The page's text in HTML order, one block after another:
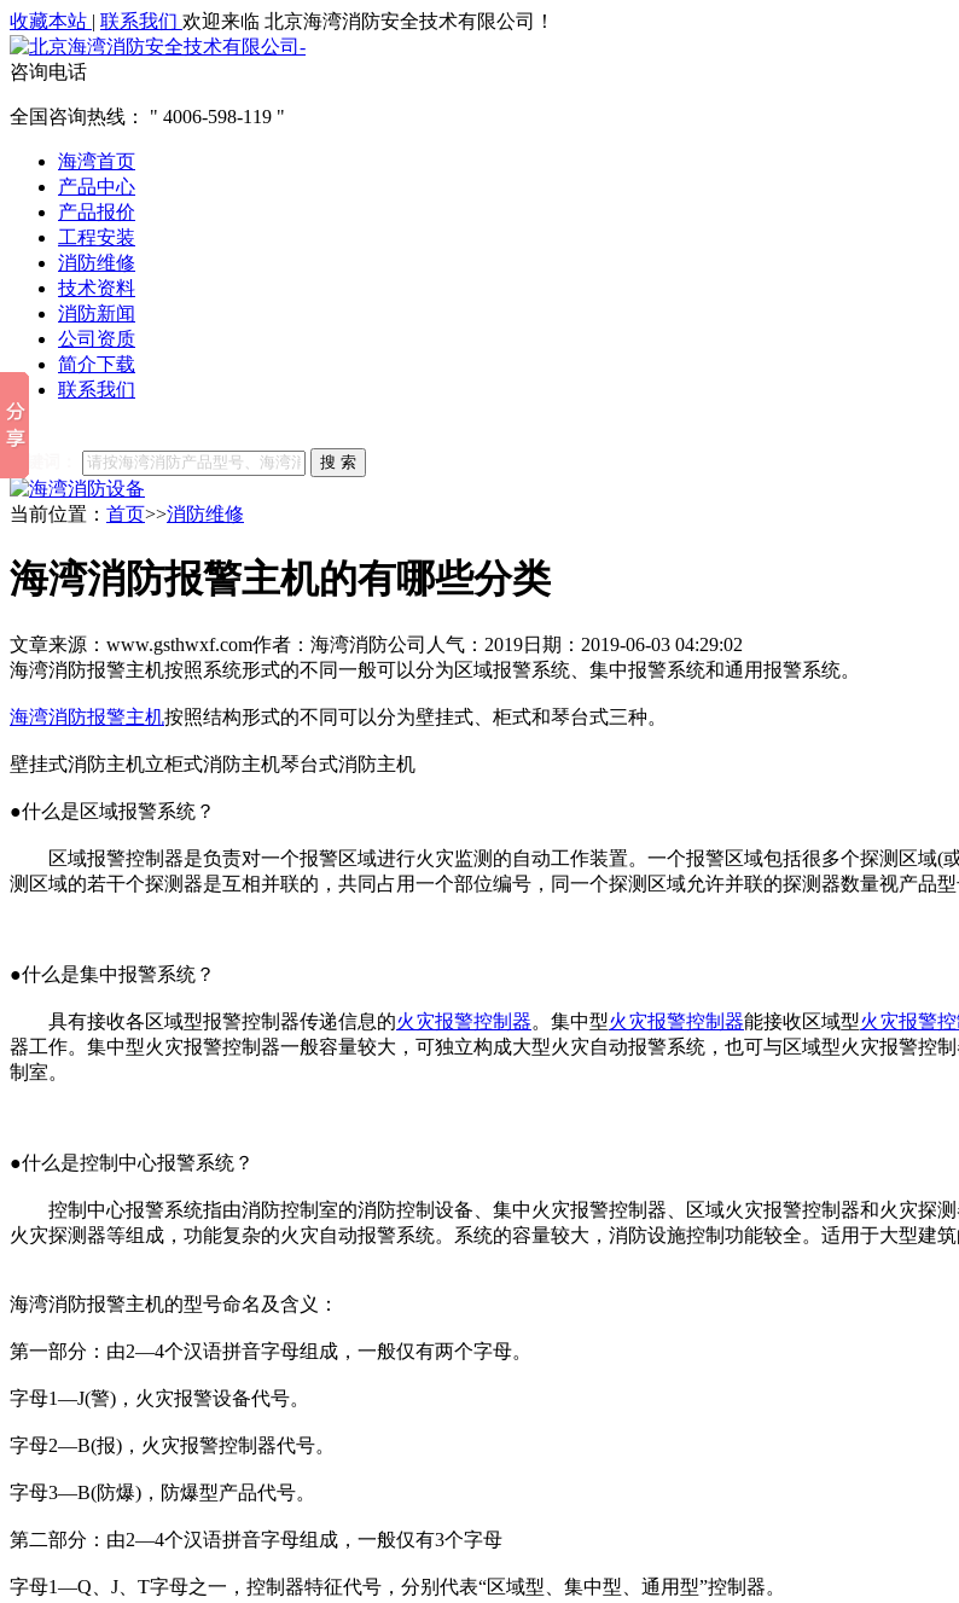
收藏本站 | 联系我们 欢迎来临 北京海湾消防安全技术有限公司！
咨询电话
全国咨询热线： 4006-598-119
海湾首页
产品中心
产品报价
工程安装
消防维修
技术资料
消防新闻
公司资质
简介下载
联系我们
他们都在搜索:
搜 索
当前位置： 首页>>消防维修
海湾消防报警主机的有哪些分类
文章来源：www.gsthwxf.com作者：海湾消防公司 人气：2019日期：2019-06-03 04:29:02
海湾消防报警主机按照系统形式的不同一般可以分为区域报警系统、集中报警系统和通用报警系统。
海湾消防报警主机按照结构形式的不同可以分为壁挂式、柜式和琴台式三种。
壁挂式消防主机立柜式消防主机琴台式消防主机
●什么是区域报警系统？
区域报警控制器是负责对一个报警区域进行火灾监测的自动工作装置。一个报警区域包括很多个探测区域(
测区域的若干个探测器是互相并联的，共同占用一个部位编号，同一个探测区域允许并联的探测器数量视产品
●什么是集中报警系统？
具有接收各区域型报警控制器传递信息的火灾报警控制器。集中型火灾报警控制器能接收区域型火灾报警
器工作。集中型火灾报警控制器一般容量较大，可独立构成大型火灾自动报警系统，也可与区域型火灾报警控
制室。
●什么是控制中心报警系统？
控制中心报警系统指由消防控制室的消防控制设备、集中火灾报警控制器、区域火灾报警控制器和火灾探
火灾探测器等组成，功能复杂的火灾自动报警系统。系统的容量较大，消防设施控制功能较全。适用于大型建筑
海湾消防报警主机的型号命名及含义：
第一部分：由2—4个汉语拼音字母组成，一般仅有两个字母。
字母1—J(警)，火灾报警设备代号。
字母2—B(报)，火灾报警控制器代号。
字母3—B(防爆)，防爆型产品代号。
第二部分：由2—4个汉语拼音字母组成，一般仅有3个字母
字母1—Q、J、T字母之一，控制器特征代号，分别代表“区域型、集中型、通用型”控制器。